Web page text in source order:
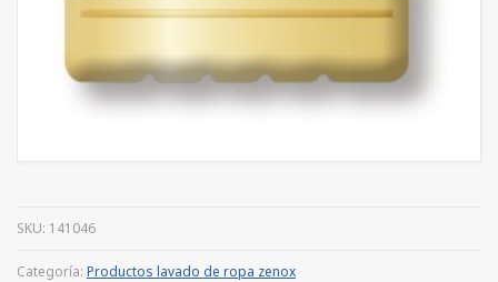
SKU: 141046
Categoría: Productos lavado de ropa zenox